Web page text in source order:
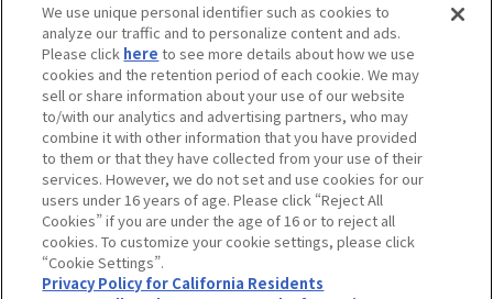
©BANDAI
We use unique personal identifier such as cookies to
analyze our traffic and to personalize content and ads.
Please click here to see more details about how we use
cookies and the retention period of each cookie. We may
sell or share information about your use of our website
to/with our analytics and advertising partners, who may
combine it with other information that you have provided
to them or that they have collected from your use of their
services. However, we do not set and use cookies for our
users under 16 years of age. Please click “Reject All
Cookies” if you are under the age of 16 or to reject all
cookies. To customize your cookie settings, please click
“Cookie Settings”.
Privacy Policy for California Residents